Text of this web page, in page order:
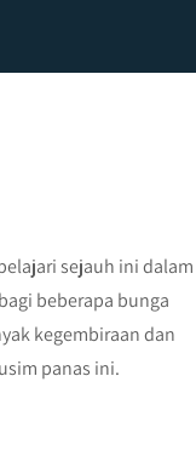
sejauh ini dalam
beberapa bunga
kegembiraan dan
panas ini.